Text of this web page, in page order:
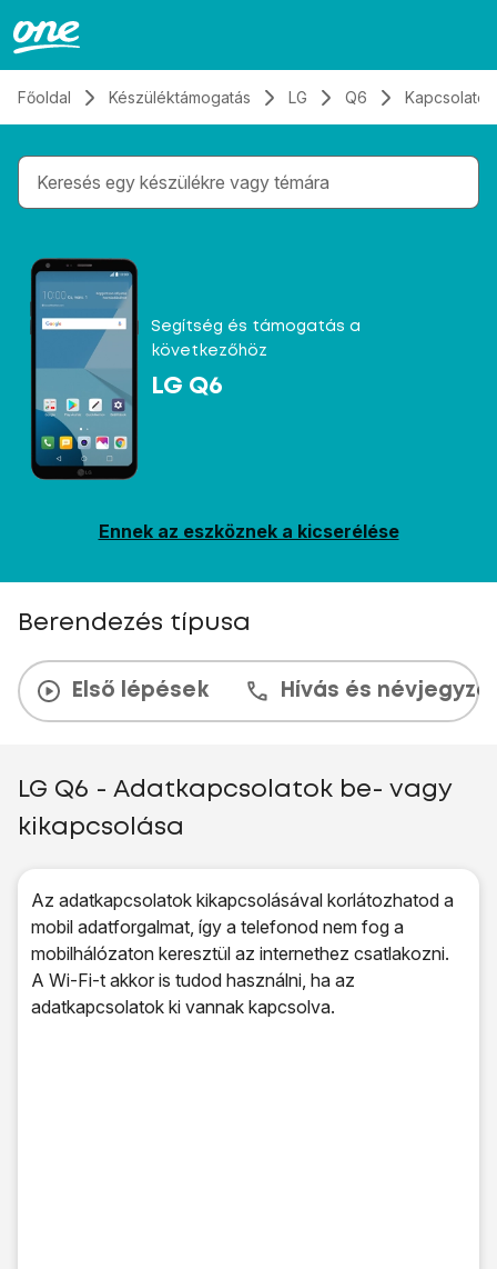
Főoldal Készüléktámogatás LG Q6 Kapcsolatok
Gépelés közben megjelennek a keresési
Segítség és támogatás a
következőhöz
LG Q6
Ennek az eszköznek a kicserélése
Berendezés típusa
Első lépések Hívás és
LG Q6 - Adatkapcsolatok be- vagy
kikapcsolása
Az adatkapcsolatok kikapcsolásával korlátozhatod a
mobil adatforgalmat, így a telefonod nem fog a
mobilhálózaton keresztül az internethez csatlakozni.
A Wi-Fi-t akkor is tudod használni, ha az
adatkapcsolatok ki vannak kapcsolva.